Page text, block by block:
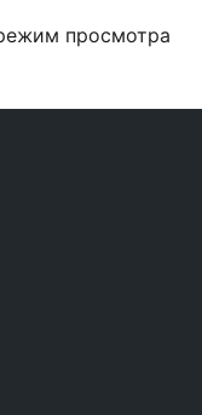
просмотра